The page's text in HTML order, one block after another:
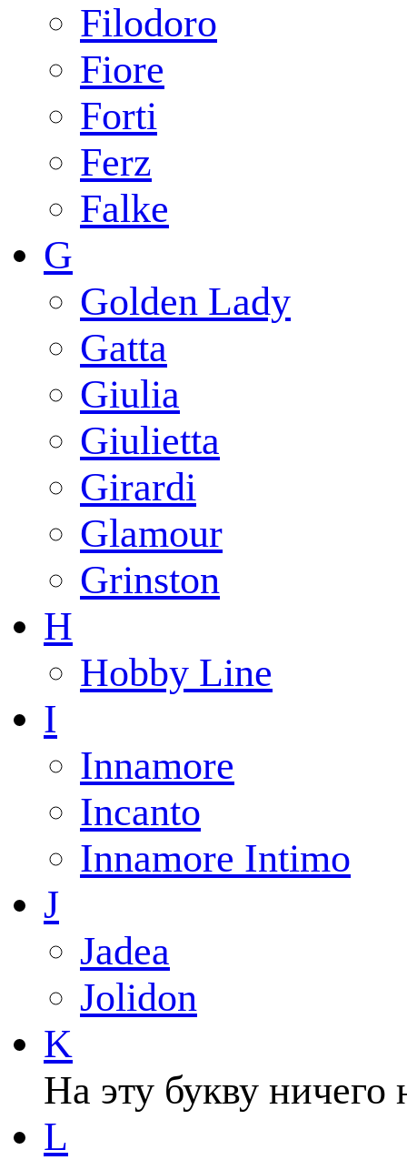
Filodoro
Fiore
Forti
Ferz
Falke
G
Golden Lady
Gatta
Giulia
Giulietta
Girardi
Glamour
Grinston
H
Hobby Line
I
Innamore
Incanto
Innamore Intimo
J
Jadea
Jolidon
K
На эту букву ничего
L